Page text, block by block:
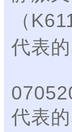
（
代表
代表